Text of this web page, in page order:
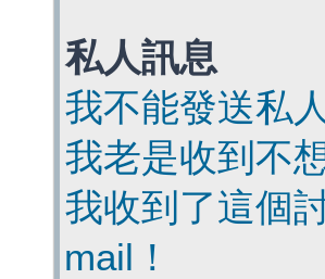
私人訊息
我不能發送私
我老是收到不
我收到了這個
mail！